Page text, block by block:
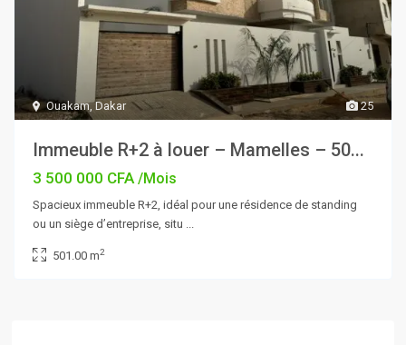
25
Ouakam,Dakar
Immeuble R+2 à louer – Mamelles – 50...
3 500 000 CFA/Mois
Spacieux immeuble R+2, idéal pour une résidence de standing
ou un siège d’entreprise, situ
501.00 m2